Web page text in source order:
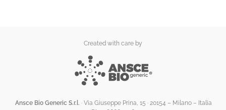
Created with care by
Ansce Bio Generic S.r.l. · Via Giuseppe Prina, 15 · 20154 – Milano – Italia